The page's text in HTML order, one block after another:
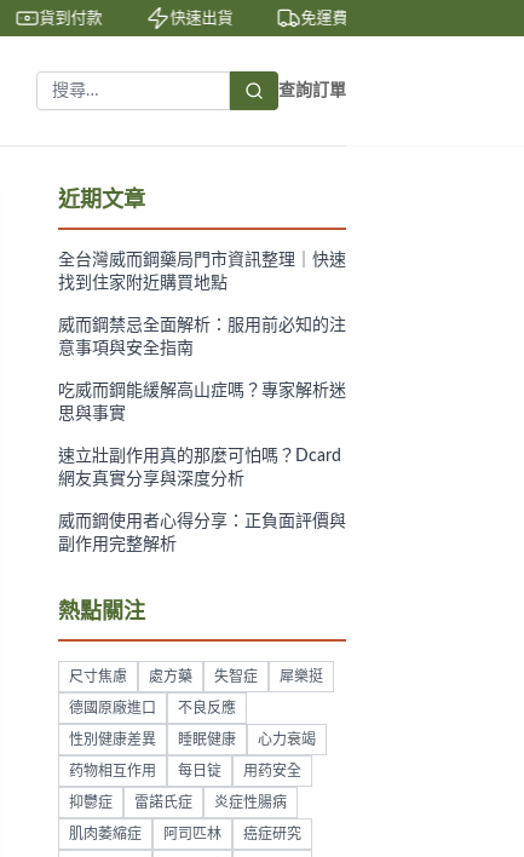
貨到付款 快速出貨 免運費
查詢訂單
近期文章
全台灣威而鋼藥局門市資訊整理｜快速
找到住家附近購買地點
威而鋼禁忌全面解析：服用前必知的注
意事項與安全指南
吃威而鋼能緩解高山症嗎？專家解析迷
思與事實
速立壯副作用真的那麼可怕嗎？Dcard
網友真實分享與深度分析
威而鋼使用者心得分享：正負面評價與
副作用完整解析
熱點關注
尺寸焦慮 處方藥 失智症 犀樂挺
德國原廠進口 不良反應
性別健康差異 睡眠健康 心力衰竭
药物相互作用 每日锭 用药安全
抑鬱症 雷諾氏症 炎症性腸病
肌肉萎縮症 阿司匹林 癌症研究